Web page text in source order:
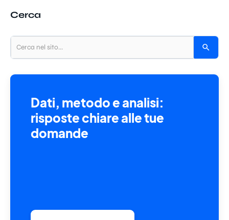
Cerca
Dati, metodo e analisi:
risposte chiare alle tue
domande